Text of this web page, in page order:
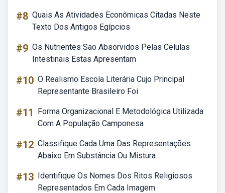
#8 Quais As Atividades Econômicas Citadas Neste
Texto Dos Antigos Egípcios
#9 Os Nutrientes Sao Absorvidos Pelas Celulas
Intestinais Estas Apresentam
#10 O Realismo Escola Literária Cujo Principal
Representante Brasileiro Foi
#11
Forma Organizacional E Metodológica Utilizada
Com A População Camponesa
#12 Classifique Cada Uma Das Representações
Abaixo Em Substância Ou Mistura
#13 Identifique Os Nomes Dos Ritos Religiosos
Representados Em Cada Imagem